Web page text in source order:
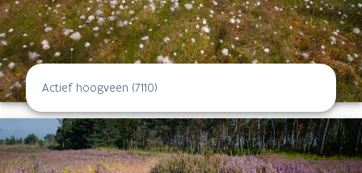
Actief hoogveen (7110)